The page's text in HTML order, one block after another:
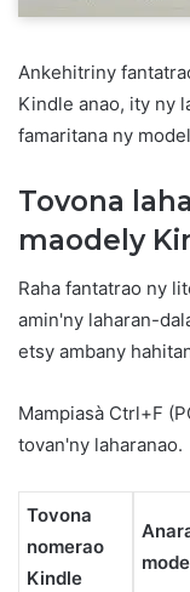
Ankehitriny
Kindle anao, ity ny
famaritana ny
Tovona
maodely
Raha fantatrao ny
amin'ny laharan-
etsy ambany
Mampiasà Ctrl+F
tovan'ny laharanao.
Tovona
nomerao
Kindle